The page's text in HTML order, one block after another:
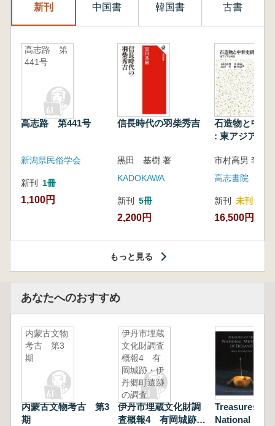
新刊 中国書 韓国書 古書
高志路 第
441号
高志路 第441号
新潟県民俗学会
新刊 1冊
1,100円
信長時代の羽柴秀吉
黒田 基樹 著
KADOKAWA
新刊 5冊
2,200円
石造物と中世
: 東アジアと
高志書院
新刊 未刊
16,500円
もっと見る
あなたへのおすすめ
内蒙古文物
考古 第3
期
内蒙古文物考古 第3
期
伊丹市埋蔵
文化財調査
概報4 有
岡城跡・伊
丹郷町遺跡
の調査
伊丹市埋蔵文化財調
査概報4 有岡城跡・
Treasures of
National